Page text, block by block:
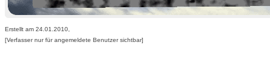
Erstellt am 24.01.2010,
[Verfasser nur für angemeldete Benutzer sichtbar]